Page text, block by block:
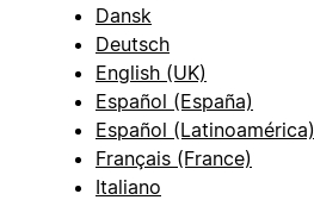
Dansk
Deutsch
English (UK)
Español (España)
Español (Latinoamérica)
Français (France)
Italiano